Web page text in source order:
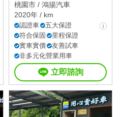
桃園市 / 鴻揚汽車
2020年 / km
認證車
五大保證
符合保固
里程保證
實車實價
友善試車
非多元化營業用車
立即諮詢